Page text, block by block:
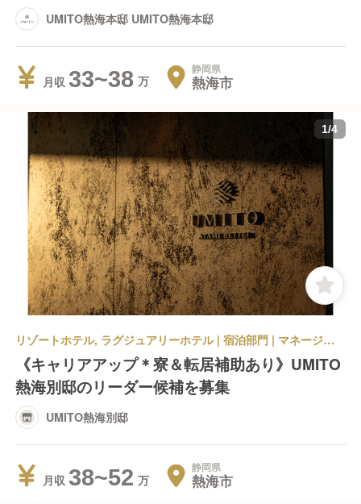
UMITO熱海本邸 UMITO熱海本邸
月収 33~38 静岡県
熱海市
1/4
リゾートホテル, ラグジュアリーホテル | 宿泊部門 | マネージャー・支配人・副支配人・女将 | UMITO熱海別邸
《キャリアアップ＊寮＆転居補助あり》UMITO
熱海別邸のリーダー候補を募集
UMITO熱海別邸
月収 38~52 静岡県
熱海市